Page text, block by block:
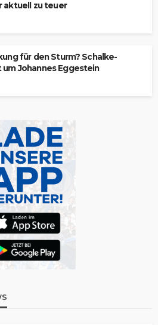
aktuell zu teuer
für den Sturm? Schalke-
um Johannes Eggestein